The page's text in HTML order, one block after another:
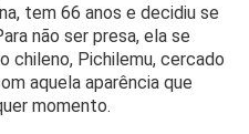
tem 66 anos e decidiu se
não ser presa, ela se
chileno, Pichilemu, cercado
aquela aparência que
momento.